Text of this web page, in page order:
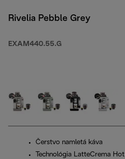
Rivelia Pebble Grey
EXAM440.55.G
Čerstvo namletá káva
Technológia LatteCrema Hot